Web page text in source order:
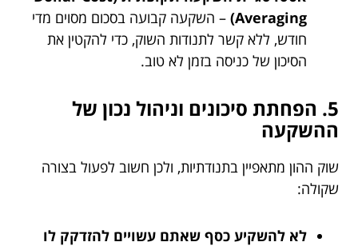
Averaging) – השקעה קבועה בסכום מסוים מדי
חודש, ללא קשר לתנודות השוק, כדי להקטין את
הסיכון של כניסה בזמן לא טוב.
5. הפחתת סיכונים וניהול נכון של
ההשקעה
שוק ההון מתאפיין בתנודתיות, ולכן חשוב לפעול בצורה
שקולה:
לא להשקיע כסף שאתם עשויים להזדקק לו